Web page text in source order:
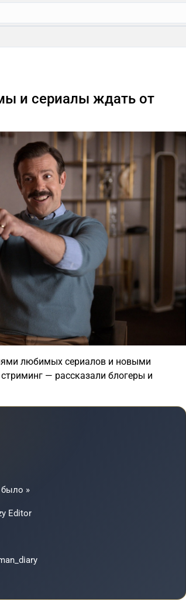
и сериалы ждать от
любимых сериалов и новыми
— рассказали блогеры и
было »
Editor